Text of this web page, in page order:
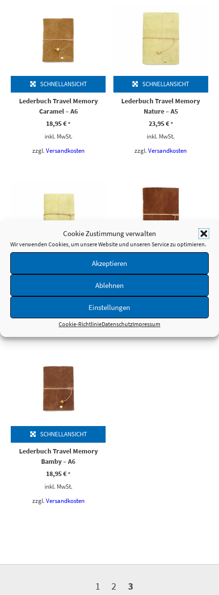
Cookie Zustimmung verwalten
Wir verwenden Cookies, um unsere Website und unseren Service zu optimieren.
Akzeptieren
Ablehnen
Einstellungen
Cookie-RichtlinieDatenschutzImpressum
SCHNELLANSICHT
Lederbuch Travel Memory
Caramel – A6
18,95€ *
inkl. MwSt.
zzgl. Versandkosten
SCHNELLANSICHT
Lederbuch Travel Memory
Nature – A5
23,95€ *
inkl. MwSt.
zzgl.Versandkosten
Lederbuch Travel Memory
18,95€ *
Versandkosten
Lederbuch Travel Memory
23,95€ *
zzgl.Versandkosten
SCHNELLANSICHT
Lederbuch Travel Memory
Bamby – A6
18,95€ *
inkl. MwSt.
zzgl. Versandkosten
1 2 3